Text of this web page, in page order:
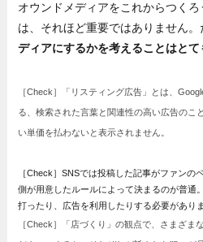
オウンドメディアをこれからつく
は、それほど重要ではありません。
ディアにするかを考えることはとて
［Check］「リスティング広告」とは、
る、検索された言葉と関連性の高い広告のこ
い単価を払わないと表示されません。
［Check］SNSでは投稿した記事がファンの
側が用意したルールによって決まるのが普通
打ったり、広告を利用したりする必要がありま
［Check］「店づくり」の観点で、さまざま